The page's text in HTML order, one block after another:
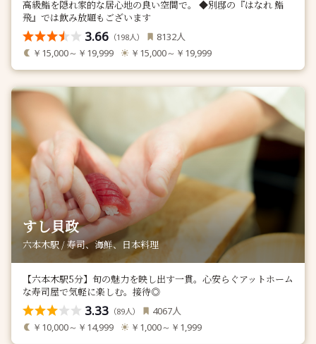
高級鮨を隠れ家的な居心地の良い空間で。 ◆別邸の『はなれ 鮨
飛』では飲み放題もございます
3.66 （198人） 8132人
￥15,000～￥19,999 ￥15,000～￥19,999
すし貝政
六本木駅 / 寿司、海鮮、日本料理
【六本木駅5分】旬の魅力を映し出す一貫。心安らぐアットホーム
な寿司屋で気軽に楽しむ。接待◎
3.33 （89人） 4067人
￥10,000～￥14,999 ￥1,000～￥1,999